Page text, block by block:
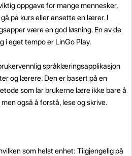
oppgave for mange mennesker,
på kurs eller ansette en lærer. I
være en god løsning. En av de
eget tempo er LinGo Play.
språklæringsapplikasjon
og lærere. Den er basert på en
som lar brukerne lære ikke bare å
også å forstå, lese og skrive.
som helst enhet: Tilgjengelig på